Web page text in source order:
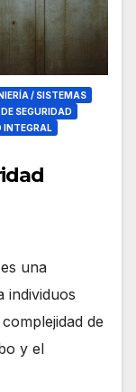
/ SISTEMAS
SEGURIDAD
INTEGRAL
una
individuos
de
y el